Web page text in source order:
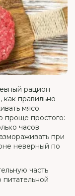
рацион
как правильно
мясо.
проще простого:
часов
при
неверный по
часть
питательной